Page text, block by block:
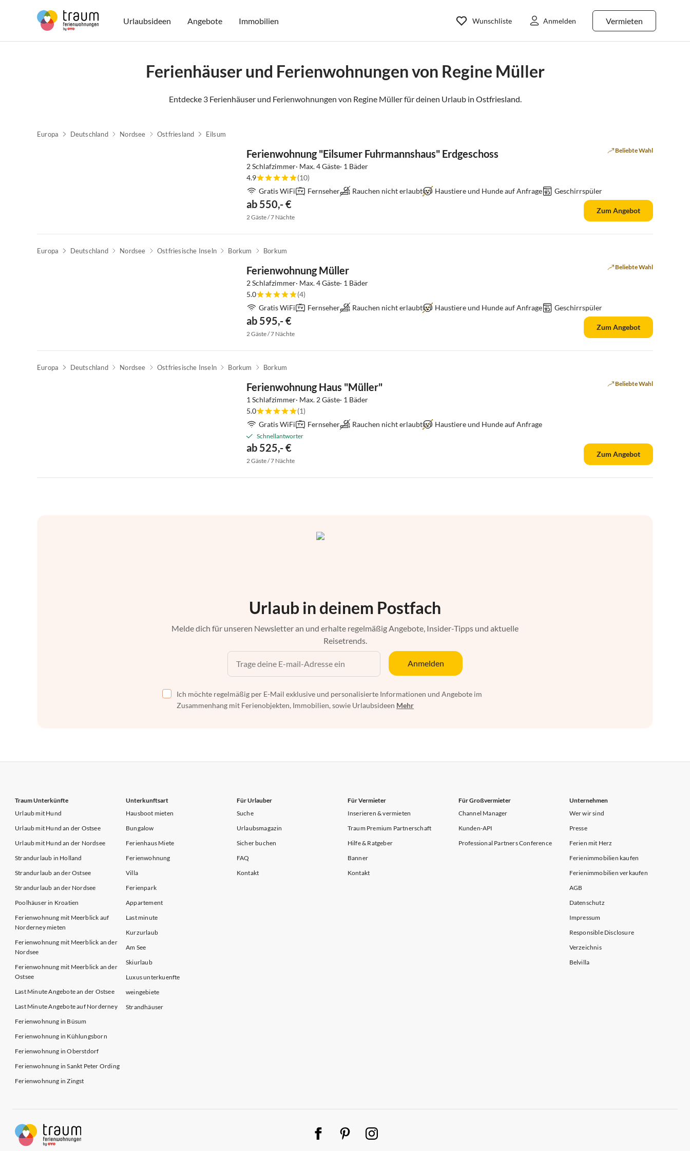
Urlaubsideen Angebote Immobilien Vermieten
Wunschliste Anmelden
Ferienhäuser und Ferienwohnungen von Regine Müller
Entdecke 3 Ferienhäuser und Ferienwohnungen von Regine Müller für deinen Urlaub in Ostfriesland.
Europa Deutschland Nordsee Ostfriesland Eilsum
Ferienwohnung "Eilsumer Fuhrmannshaus" Erdgeschoss Beliebte Wahl
2 Schlafzimmer· Max. 4 Gäste· 1 Bäder
4.9
(10)
Gratis WiFi
Fernseher Rauchen nicht erlaubt Haustiere und Hunde auf Anfrage Geschirrspüler
ab 550,- €
2 Gäste / 7 Nächte
Zum Angebot
Europa Deutschland Nordsee Ostfriesische Inseln Borkum Borkum
Ferienwohnung Müller Beliebte Wahl
2 Schlafzimmer· Max. 4 Gäste· 1 Bäder
5.0
(4)
Gratis WiFi
Fernseher Rauchen nicht erlaubt Haustiere und Hunde auf Anfrage Geschirrspüler
ab 595,- €
2 Gäste / 7 Nächte
Zum Angebot
Europa Deutschland Nordsee Ostfriesische Inseln Borkum Borkum
Ferienwohnung Haus "Müller" Beliebte Wahl
1 Schlafzimmer· Max. 2 Gäste· 1 Bäder
5.0
(1)
Gratis WiFi
Fernseher Rauchen nicht erlaubt Haustiere und Hunde auf Anfrage
Schnellantworter
ab 525,- €
2 Gäste / 7 Nächte
Zum Angebot
Urlaub in deinem Postfach
Melde dich für unseren Newsletter an und erhalte regelmäßig Angebote, Insider-Tipps und aktuelle
Reisetrends.
Anmelden
Ich möchte regelmäßig per E-Mail exklusive und personalisierte Informationen und Angebote im
Zusammenhang mit Ferienobjekten, Immobilien, sowie Urlaubsideen Mehr
Traum Unterkünfte
Urlaub mit Hund
Urlaub mit Hund an der Ostsee
Urlaub mit Hund an der Nordsee
Strandurlaub in Holland
Strandurlaub an der Ostsee
Strandurlaub an der Nordsee
Poolhäuser in Kroatien
Ferienwohnung mit Meerblick auf
Norderney mieten
Ferienwohnung mit Meerblick an der
Nordsee
Ferienwohnung mit Meerblick an der
Ostsee
Last Minute Angebote an der Ostsee
Last Minute Angebote auf Norderney
Ferienwohnung in Büsum
Ferienwohnung in Kühlungsborn
Ferienwohnung in Oberstdorf
Ferienwohnung in Sankt Peter Ording
Ferienwohnung in Zingst
Unterkunftsart
Hausboot mieten
Bungalow
Ferienhaus Miete
Ferienwohnung
Villa
Ferienpark
Appartement
Last minute
Kurzurlaub
Am See
Skiurlaub
Luxus unterkuenfte
weingebiete
Strandhäuser
Für Urlauber
Suche
Urlaubsmagazin
Sicher buchen
FAQ
Kontakt
Für Vermieter
Inserieren & vermieten
Traum Premium Partnerschaft
Hilfe & Ratgeber
Banner
Kontakt
Für Großvermieter
Channel Manager
Kunden-API
Professional Partners Conference
Unternehmen
Wer wir sind
Presse
Ferien mit Herz
Ferienimmobilien kaufen
Ferienimmobilien verkaufen
AGB
Datenschutz
Impressum
Responsible Disclosure
Verzeichnis
Belvilla